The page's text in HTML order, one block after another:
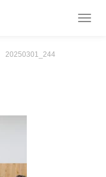
T
20250301_244